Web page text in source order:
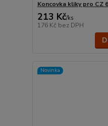
Koncovka kliky pro CZ
213 Kč/ks
176 Kč bez DPH
Novinka